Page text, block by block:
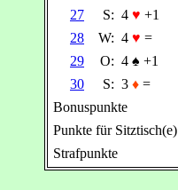
27
S: 4 ♥ +1
28
W: 4 ♥ =
29
O: 4 ♠ +1
30
S: 3 ♦ =
Bonuspunkte
Punkte für Sitztisch(e)
Strafpunkte